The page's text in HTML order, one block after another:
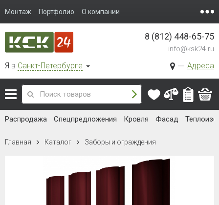
Монтаж Портфолио О компании
Я в Санкт-Петербурге Адреса
8 (812) 448-65-75
info@ksk24.ru
Распродажа Спецпредложения Кровля Фасад
Главная Каталог Заборы и ограждения